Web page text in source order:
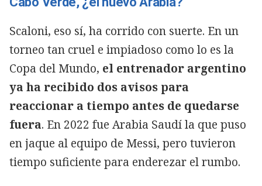
Scaloni, eso sí, ha corrido con suerte. En un
torneo tan cruel e impiadoso como lo es la
Copa del Mundo, el entrenador argentino
ya ha recibido dos avisos para
reaccionar a tiempo antes de quedarse
fuera. En 2022 fue Arabia Saudí la que puso
en jaque al equipo de Messi, pero tuvieron
tiempo suficiente para enderezar el rumbo.